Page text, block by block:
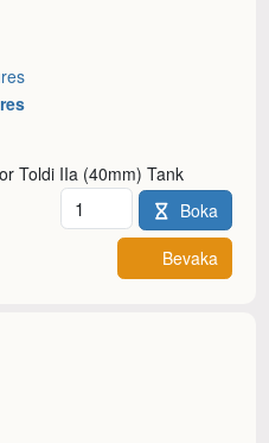
Toldi IIa (40mm) Tank
Antal Boka
Bevaka